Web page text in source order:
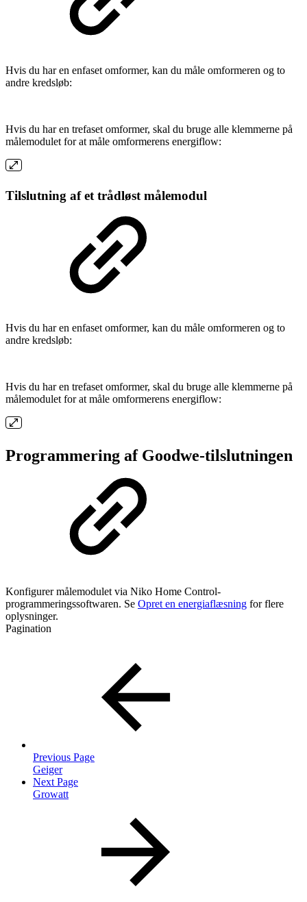
Hvis du har en enfaset omformer, kan du måle omformeren og to
andre kredsløb:
Hvis du har en trefaset omformer, skal du bruge alle klemmerne på
målemodulet for at måle omformerens energiflow:
Tilslutning af et trådløst målemodul
Hvis du har en enfaset omformer, kan du måle omformeren og to
andre kredsløb:
Hvis du har en trefaset omformer, skal du bruge alle klemmerne på
målemodulet for at måle omformerens energiflow:
Programmering af Goodwe-tilslutningen
Konfigurer målemodulet via Niko Home Control-
programmeringssoftwaren. Se Opret en energiaflæsning for flere
oplysninger.
Pagination
Previous Page
Geiger
Next Page
Growatt